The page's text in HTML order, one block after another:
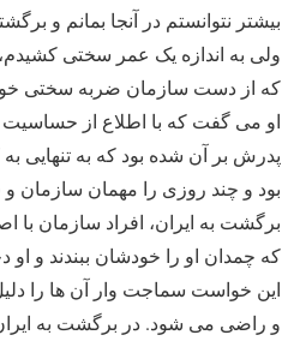
بیشتر نتوانستم در آنجا بمانم و
ولی به اندازه یک عمر سختی کشیدم،
که از دست سازمان ضربه سختی
او می گفت که با اطلاع از
پدرش بر آن شده بود که به تنهایی
بود و چند روزی را مهمان سازمان
برگشت به ایران، افراد سازمان با
که چمدان او را خودشان ببندند و
این خواست سماجت وار آن ها را
و راضی می شود. در برگشت به